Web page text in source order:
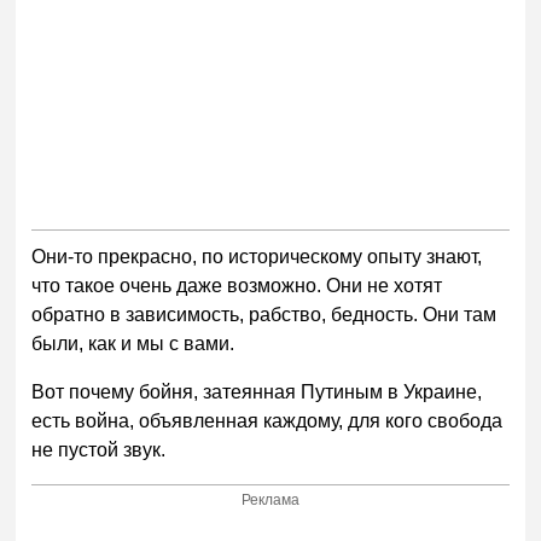
Они-то прекрасно, по историческому опыту знают,
что такое очень даже возможно. Они не хотят
обратно в зависимость, рабство, бедность. Они там
были, как и мы с вами.
Вот почему бойня, затеянная Путиным в Украине,
есть война, объявленная каждому, для кого свобода
не пустой звук.
Реклама